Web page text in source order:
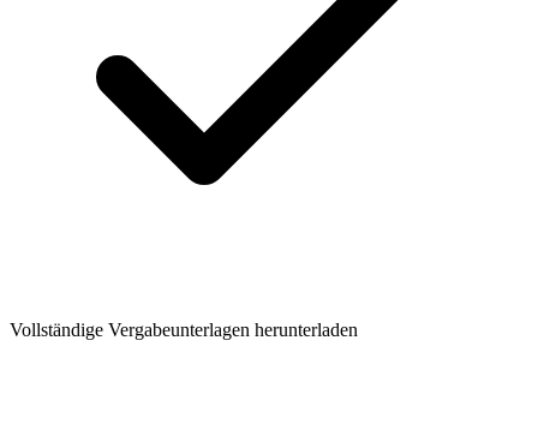
Vollständige Vergabeunterlagen herunterladen